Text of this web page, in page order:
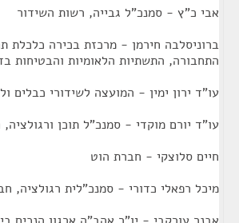
אבי כ"ץ - סמנכ"ל גבייה, רשות השידור
ברוניסלבה חירמן - מרכזת בכירה כלכלת
התחבורה, התשתיות הלאומיות והבטיחות
עו"ד ירון ימין - המועצה לשידורי כבלים
עו"ד יורם מוקדי - סמנכ"ל תוכן
חיים סלוצקי - חברת הוט
מיכל רפאלי כדורי - סמנכ"לית רגולציה,